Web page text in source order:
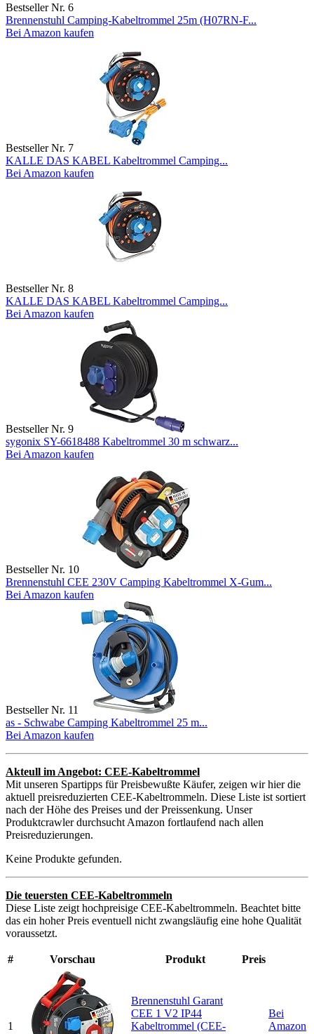
Bestseller Nr. 6
Brennenstuhl Camping-Kabeltrommel 25m (H07RN-F...
Bei Amazon kaufen
Bestseller Nr. 7
KALLE DAS KABEL Kabeltrommel Camping...
Bei Amazon kaufen
Bestseller Nr. 8
KALLE DAS KABEL Kabeltrommel Camping...
Bei Amazon kaufen
Bestseller Nr. 9
sygonix SY-6618488 Kabeltrommel 30 m schwarz...
Bei Amazon kaufen
Bestseller Nr. 10
Brennenstuhl CEE 230V Camping Kabeltrommel X-Gum...
Bei Amazon kaufen
Bestseller Nr. 11
as - Schwabe Camping Kabeltrommel 25 m...
Bei Amazon kaufen
Akteull im Angebot: CEE-Kabeltrommel
Mit unseren Spartipps für Preisbewußte Käufer, zeigen wir hier die
aktuell preisreduzierten CEE-Kabeltrommeln. Diese Liste ist sortiert
nach der Höhe des Preises und der Preissenkung. Unser
Produktcrawler durchsucht Amazon fortlaufend nach allen
Preisreduzierungen.
Keine Produkte gefunden.
Die teuersten CEE-Kabeltrommeln
Diese Liste zeigt hochpreisige CEE-Kabeltrommeln. Beachtet bitte
das ein hoher Preis eventuell nicht zwangsläufig eine hohe Qualität
voraussetzt.
# Vorschau Produkt Preis
1
Brennenstuhl Garant
CEE 1 V2 IP44
Kabeltrommel (CEE-
Bei
Amazon